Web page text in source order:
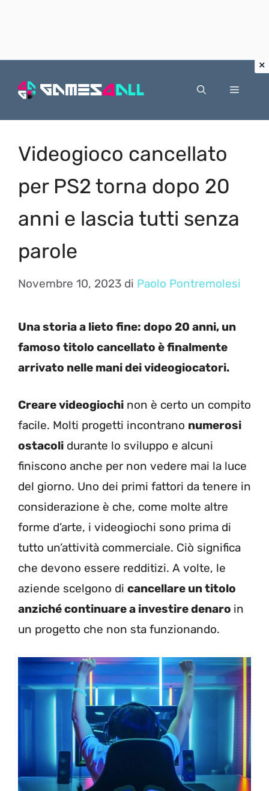
Menu
Videogioco cancellato
per PS2 torna dopo 20
anni e lascia tutti senza
parole
Novembre 10, 2023 di Paolo Pontremolesi
Una storia a lieto fine: dopo 20 anni, un
famoso titolo cancellato è finalmente
arrivato nelle mani dei videogiocatori.
Creare videogiochi non è certo un compito
facile. Molti progetti incontrano numerosi
ostacoli durante lo sviluppo e alcuni
finiscono anche per non vedere mai la luce
del giorno. Uno dei primi fattori da tenere in
considerazione è che, come molte altre
forme d’arte, i videogiochi sono prima di
tutto un’attività commerciale. Ciò significa
che devono essere redditizi. A volte, le
aziende scelgono di cancellare un titolo
anziché continuare a investire denaro in
un progetto che non sta funzionando.